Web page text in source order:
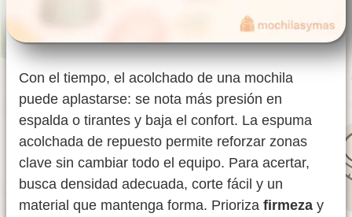
Con el tiempo, el acolchado de una mochila
puede aplastarse: se nota más presión en
espalda o tirantes y baja el confort. La espuma
acolchada de repuesto permite reforzar zonas
clave sin cambiar todo el equipo. Para acertar,
busca densidad adecuada, corte fácil y un
material que mantenga forma. Prioriza firmeza y